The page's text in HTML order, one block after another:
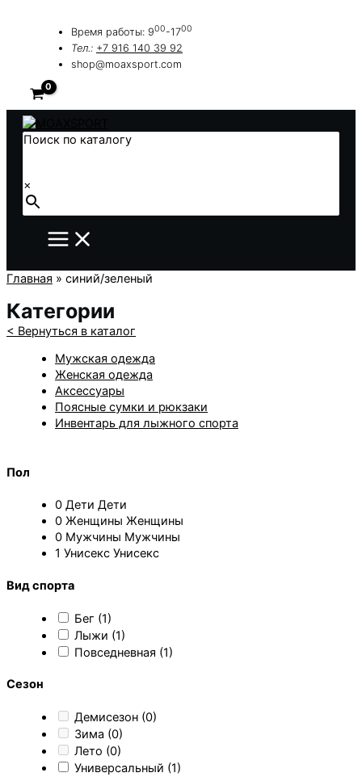
содержимому
Время работы: 900-1700
Тел.: +7 916 140 39 92
shop@moaxsport.com
Поиск по каталогу
×
Главная » синий/зеленый
Категории
< Вернуться в каталог
Мужская одежда
Женская одежда
Аксессуары
Поясные сумки и рюкзаки
Инвентарь для лыжного спорта
Пол
0 Дети Дети
0 Женщины Женщины
0 Мужчины Мужчины
1 Унисекс Унисекс
Вид спорта
Бег (1)
Лыжи (1)
Повседневная (1)
Сезон
Демисезон (0)
Зима (0)
Лето (0)
Универсальный (1)